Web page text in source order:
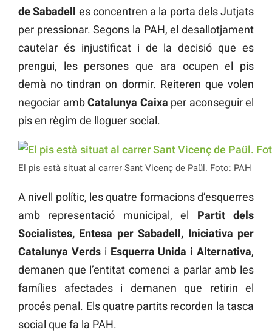
de Sabadell es concentren a la porta dels Jutjats
per pressionar. Segons la PAH, el desallotjament
cautelar és injustificat i de la decisió que es
prengui, les persones que ara ocupen el pis
demà no tindran on dormir. Reiteren que volen
negociar ambCatalunya Caixa per aconseguir el
pis en règim de lloguer social.
El pis està situat al carrer Sant Vicenç de Paül. Foto: PAH
A nivell polític, les quatre formacions d’esquerres
amb representació municipal, el Partit dels
Socialistes, Entesa per Sabadell, Iniciativa per
Catalunya Verdsi Esquerra Unida i Alternativa,
demanen que l’entitat comenci a parlar amb les
famílies afectades i demanen que retirin el
procés penal. Els quatre partits recorden la tasca
social que fa la PAH.